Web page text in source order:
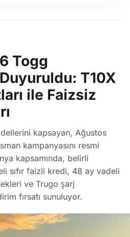
Togg
T10X
ile Faizsiz
kapsayan, Ağustos
kampanyasını resmi
kapsamında, belirli
sıfır faizli kredi, 48 ay vadeli
ve Trugo şarj
fırsatı sunuluyor.